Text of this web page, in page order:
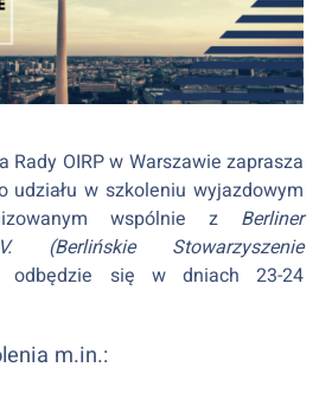
Rady OIRP w Warszawie zaprasza
udziału w szkoleniu wyjazdowym
wspólnie z Berliner
(Berlińskie Stowarzyszenie
odbędzie się w dniach 23-24
m.in.: